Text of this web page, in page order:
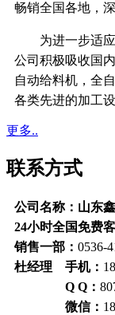
畅销全国各地，
为进一步适应
公司积极吸收国
自动给料机，全
各类先进的加工
更多..
联系方式
公司名称：山东
24小时全国免费
销售一部： 0536-
杜经理 手机：
Q Q：
微信：